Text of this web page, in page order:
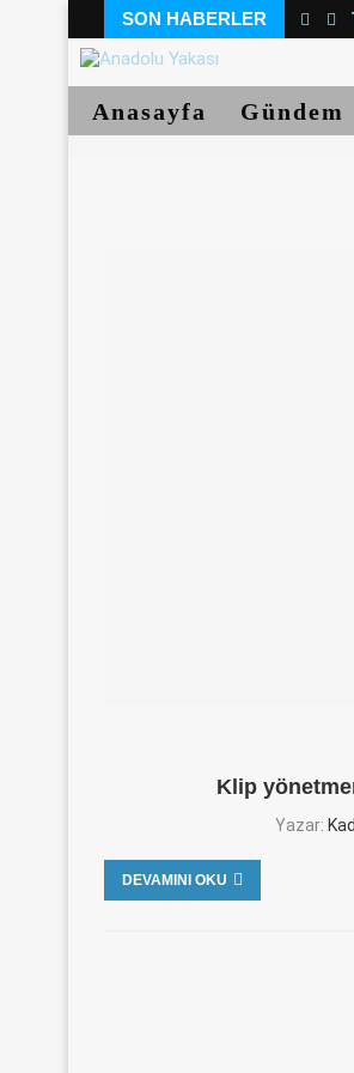
SON HABERLER
Anasayfa Gündem
Klip
Yazar:
DEVAMINI OKU